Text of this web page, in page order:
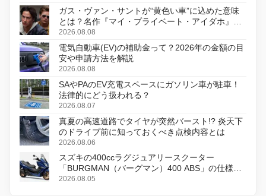
ガス・ヴァン・サントが“黄色い車”に込めた意味
とは？名作『マイ・プライベート・アイダホ』が
初のデジタルリマスター版で復活
2026.08.08
電気自動車(EV)の補助金って？2026年の金額の目
安や申請方法を解説
2026.08.08
SAやPAのEV充電スペースにガソリン車が駐車！
法律的にどう扱われる？
2026.08.07
真夏の高速道路でタイヤが突然バースト!? 炎天下
のドライブ前に知っておくべき点検内容とは
2026.08.06
スズキの400ccラグジュアリースクーター
「BURGMAN（バーグマン）400 ABS」の仕様を
変更し、8月18日に発売
2026.08.05